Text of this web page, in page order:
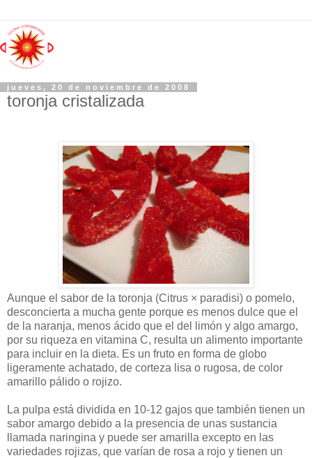
jueves, 20 de noviembre de 2008
toronja cristalizada
Aunque el sabor de la toronja (Citrus × paradisi) o pomelo,
desconcierta a mucha gente porque es menos dulce que el
de la naranja, menos ácido que el del limón y algo amargo,
por su riqueza en vitamina C, resulta un alimento importante
para incluir en la dieta. Es un fruto en forma de globo
ligeramente achatado, de corteza lisa o rugosa, de color
amarillo pálido o rojizo.
La pulpa está dividida en 10-12 gajos que también tienen un
sabor amargo debido a la presencia de unas sustancia
llamada naringina y puede ser amarilla excepto en las
variedades rojizas, que varían de rosa a rojo y tienen un